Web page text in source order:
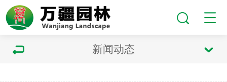
新闻动态